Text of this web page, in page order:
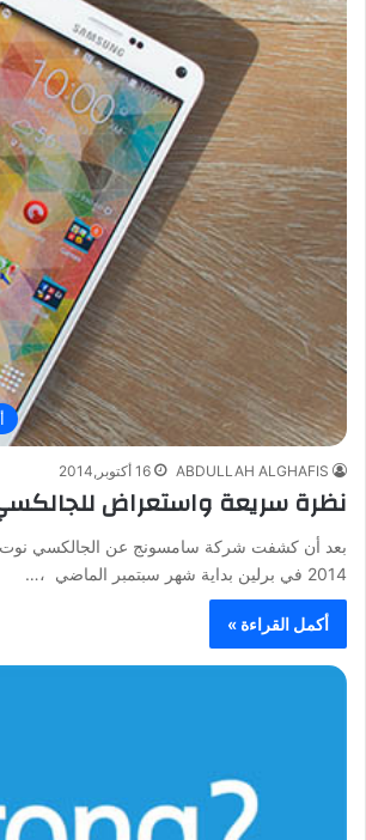
ABDULLAH ALGHAFIS 16 أكتوبر,2014
نظرة سريعة واستعراض
2014 في برلين بداية شهر سبتمبر الماضي ،…
أكمل القراءة »